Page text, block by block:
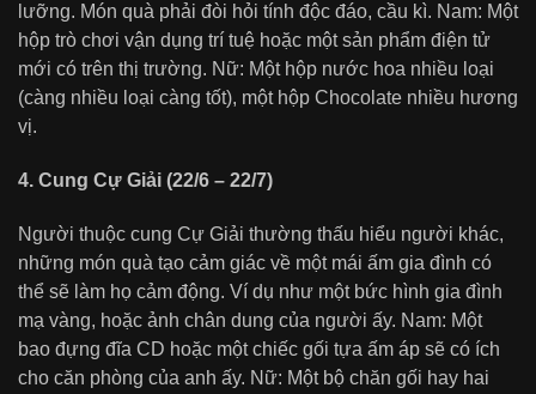
lưỡng. Món quà phải đòi hỏi tính độc đáo, cầu kì. Nam: Một
hộp trò chơi vận dụng trí tuệ hoặc một sản phẩm điện tử
mới có trên thị trường. Nữ: Một hộp nước hoa nhiều loại
(càng nhiều loại càng tốt), một hộp Chocolate nhiều hương
vị.
4. Cung Cự Giải (22/6 – 22/7)
Người thuộc cung Cự Giải thường thấu hiểu người khác,
những món quà tạo cảm giác về một mái ấm gia đình có
thể sẽ làm họ cảm động. Ví dụ như một bức hình gia đình
mạ vàng, hoặc ảnh chân dung của người ấy. Nam: Một
bao đựng đĩa CD hoặc một chiếc gối tựa ấm áp sẽ có ích
cho căn phòng của anh ấy. Nữ: Một bộ chăn gối hay hai